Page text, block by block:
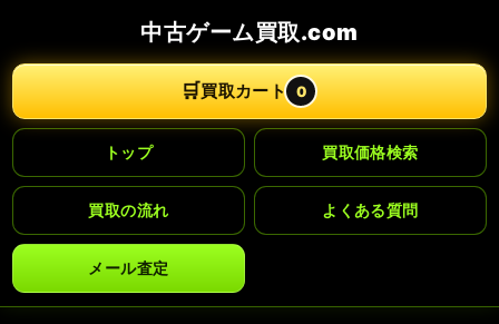
中古ゲーム買取.com
🛒買取カート 0
トップ 買取価格検索
買取の流れ よくある質問
メール査定